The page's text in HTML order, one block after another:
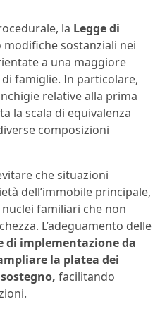
la Legge di
sostanziali nei
a una maggiore
famiglie. In particolare,
relative alla prima
la scala di equivalenza
composizioni
che situazioni
dell’immobile principale,
familiari che non
L’adeguamento delle
di implementazione da
la platea dei
facilitando